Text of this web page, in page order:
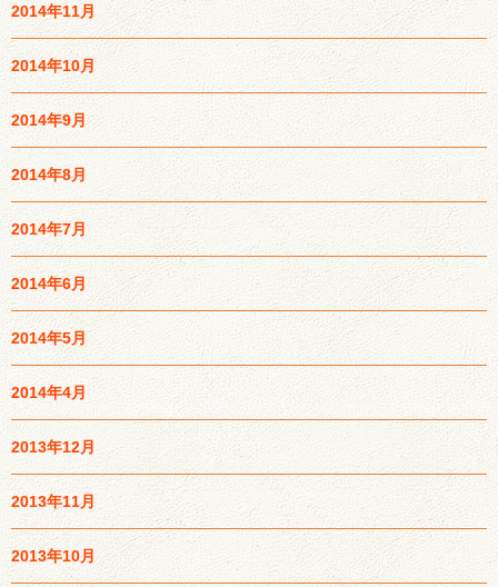
2014年11月
2014年10月
2014年9月
2014年8月
2014年7月
2014年6月
2014年5月
2014年4月
2013年12月
2013年11月
2013年10月